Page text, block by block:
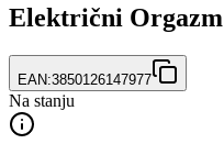
Električni Orgazm
EAN:3850126147977
Na stanju